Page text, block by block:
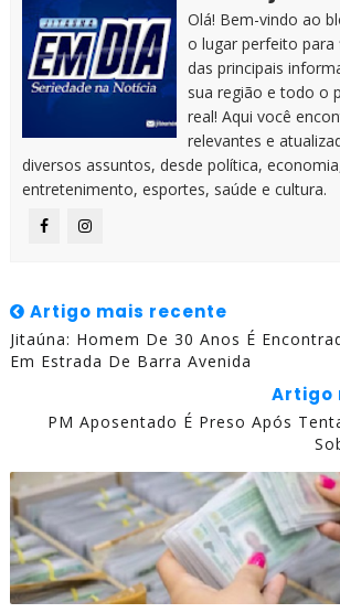
Olá! Bem-vindo ao
o lugar perfeito
das principais
sua região e todo o
real! Aqui você
relevantes e
diversos assuntos, desde política,
entretenimento, esportes, saúde e cultura.
Artigo mais recente
Jitaúna: Homem De 30 Anos É
Em Estrada De Barra Avenida
Artigo
PM Aposentado É Preso Após